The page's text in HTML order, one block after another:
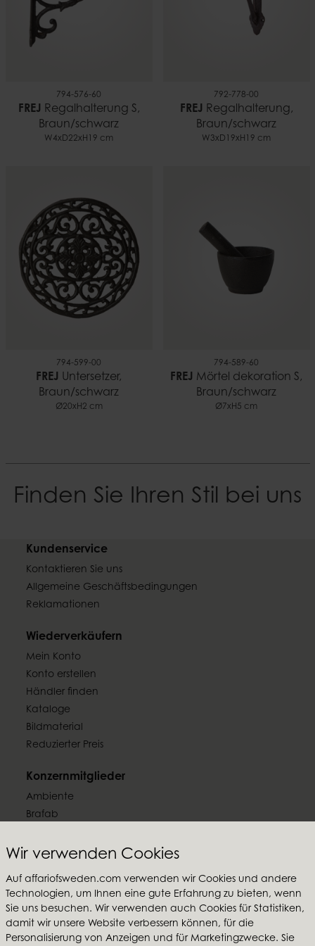
Wir verwenden Cookies
Auf affariofsweden.com verwenden wir Cookies und andere
Technologien, um Ihnen eine gute Erfahrung zu bieten, wenn
Sie uns besuchen. Wir verwenden auch Cookies für Statistiken,
damit wir unsere Website verbessern können, für die
Personalisierung von Anzeigen und für Marketingzwecke. Sie
794-576-60
FREJ Regalhalterung S,
Braun/schwarz
W4xD22xH19 cm
792-778-00
FREJ Regalhalterung,
Braun/schwarz
W3xD19xH19 cm
794-599-00
FREJ Untersetzer,
Braun/schwarz
Ø20xH2 cm
794-589-60
FREJ Mörtel dekoration S,
Braun/schwarz
Ø7xH5 cm
Finden Sie Ihren Stil bei uns
Kundenservice
Kontaktieren Sie uns
Allgemeine Geschäftsbedingungen
Reklamationen
Wiederverkäufern
Mein Konto
Konto erstellen
Händler finden
Kataloge
Bildmaterial
Reduzierter Preis
Konzernmitglieder
Ambiente
Brafab
Furninova
Folgen Sie uns